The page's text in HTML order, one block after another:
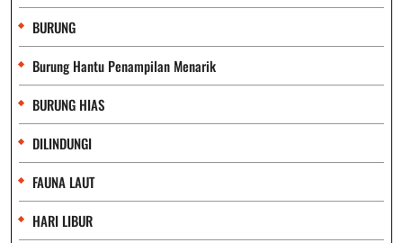
BURUNG
Burung Hantu Penampilan Menarik
BURUNG HIAS
DILINDUNGI
FAUNA LAUT
HARI LIBUR